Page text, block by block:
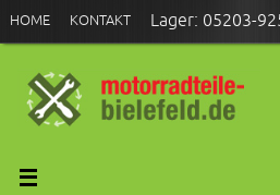
HOME KONTAKT Lager: 05203-
Größter Motorrad-Gebrauchtteile-